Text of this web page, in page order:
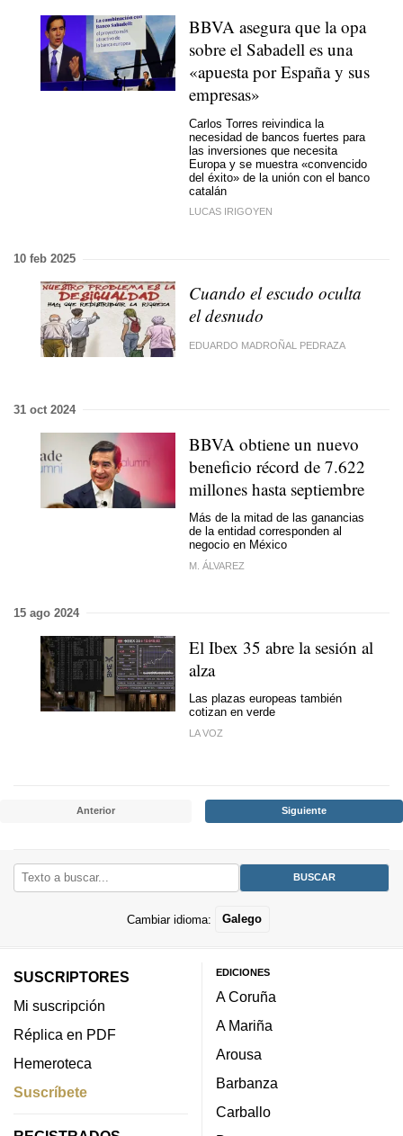
BBVA asegura que la opa
sobre el Sabadell es una
«apuesta por España y sus
empresas»
Carlos Torres reivindica la
necesidad de bancos fuertes para
las inversiones que necesita
Europa y se muestra «convencido
del éxito» de la unión con el banco
catalán
LUCAS IRIGOYEN
10 feb 2025
Cuando el escudo oculta
el desnudo
EDUARDO MADROÑAL PEDRAZA
31 oct 2024
BBVA obtiene un nuevo
beneficio récord de 7.622
millones hasta septiembre
Más de la mitad de las ganancias
de la entidad corresponden al
negocio en México
M. ÁLVAREZ
15 ago 2024
El Ibex 35 abre la sesión al
alza
Las plazas europeas también
cotizan en verde
LA VOZ
Anterior Siguiente
Cambiar idioma: Galego
SUSCRIPTORES
Mi suscripción
Réplica en PDF
Hemeroteca
Suscríbete
EDICIONES
A Coruña
A Mariña
Arousa
Barbanza
Carballo